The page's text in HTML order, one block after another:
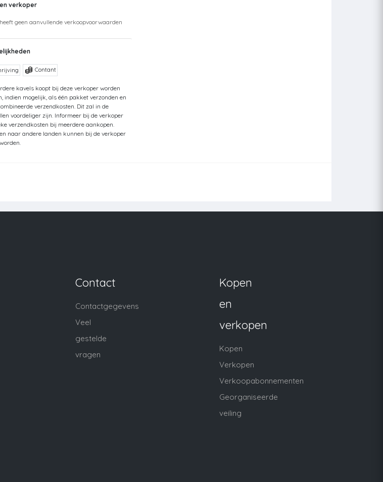
verkoper
geen aanvullende verkoopvoorwaarden
Contant
kavels koopt bij deze verkoper worden
indien mogelijk, als één pakket verzonden en
verzendkosten. Dit zal in de
voordeliger zijn. Informeer bij de verkoper
verzendkosten bij meerdere aankopen.
naar andere landen kunnen bij de verkoper
Contact
Contactgegevens
Veel
gestelde
vragen
Kopen
en
verkopen
Kopen
Verkopen
Verkoopabonnementen
Georganiseerde
veiling